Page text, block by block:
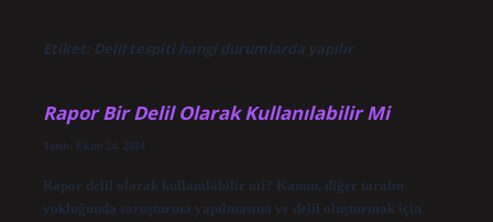
Etiket: Delil tespiti hangi durumlarda yapılır
Rapor Bir Delil Olarak Kullanılabilir Mi
Tarih: Ekim 24, 2024
Rapor delil olarak kullanılabilir mi? Kanun, diğer tarafın
yokluğunda soruşturma yapılmasına ve delil oluşturmak için